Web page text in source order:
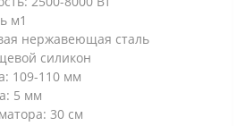
м1
нержавеющая сталь
силикон
109-110 мм
5 мм
30 см